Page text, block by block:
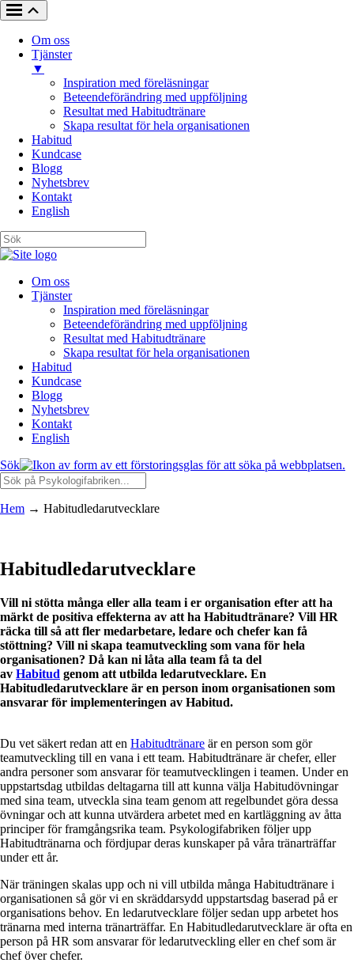
Om oss
Tjänster
▼
Inspiration med föreläsningar
Beteendeförändring med uppföljning
Resultat med Habitudtränare
Skapa resultat för hela organisationen
Habitud
Kundcase
Blogg
Nyhetsbrev
Kontakt
English
Om oss
Tjänster
Inspiration med föreläsningar
Beteendeförändring med uppföljning
Resultat med Habitudtränare
Skapa resultat för hela organisationen
Habitud
Kundcase
Blogg
Nyhetsbrev
Kontakt
English
Sök
Hem → Habitudledarutvecklare
Habitudledarutvecklare
Vill ni stötta många eller alla team i er organisation efter att ha
märkt de positiva effekterna av att ha Habitudtränare? Vill HR
räcka till så att fler medarbetare, ledare och chefer kan få
stöttning? Vill ni skapa teamutveckling som vana för hela
organisationen? Då kan ni låta alla team få ta del
av Habitud genom att utbilda ledarutvecklare. En
Habitudledarutvecklare är en person inom organisationen som
ansvarar för implementeringen av Habitud.
Du vet säkert redan att en Habitudtränare är en person som gör
teamutveckling till en vana i ett team. Habitudtränare är chefer, eller
andra personer som ansvarar för teamutvecklingen i teamen. Under en
uppstartsdag utbildas deltagarna till att kunna välja Habitudövningar
med sina team, utveckla sina team genom att regelbundet göra dessa
övningar och att kunna utvärdera arbetet med en kartläggning av åtta
principer för framgångsrika team. Psykologifabriken följer upp
Habitudtränarna och fördjupar deras kunskaper på våra tränarträffar
under ett år.
När träningen skalas upp och ni vill utbilda många Habitudtränare i
organisationen så gör vi en skräddarsydd uppstartsdag baserad på er
organisations behov. En ledarutvecklare följer sedan upp arbetet hos
tränarna med interna tränarträffar. En Habitudledarutvecklare är ofta en
person på HR som ansvarar för ledarutveckling eller en chef som är
chef över chefer.